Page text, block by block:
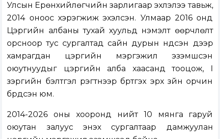
Улсын Ерөнхийлөгчийн зарлигаар эхлэлээ тавьж,
2014 оноос хэрэгжиж эхэлсэн. Улмаар 2016 онд
Цэргийн албаны тухай хуульд нэмэлт өөрчлөлт
орсноор тус сургалтад сайн дурын үндсэн дээр
хамрагдан цэргийн мэргэжил эзэмшсэн
оюутнуудыг цэргийн алба хаасанд тооцож, I
зэргийн бэлтгэл үүрэгтнээр бүртгэх эрх зүйн орчин
бүрдсэн юм.
2014-2026 оны хооронд нийт 10 мянга гаруй
оюутан залуус энэхүү сургалтаар дамжуулан